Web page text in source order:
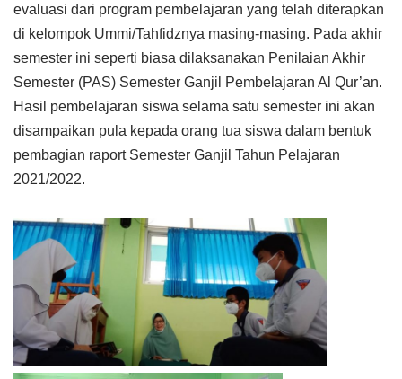
evaluasi dari program pembelajaran yang telah diterapkan
di kelompok Ummi/Tahfidznya masing-masing. Pada akhir
semester ini seperti biasa dilaksanakan Penilaian Akhir
Semester (PAS) Semester Ganjil Pembelajaran Al Qur’an.
Hasil pembelajaran siswa selama satu semester ini akan
disampaikan pula kepada orang tua siswa dalam bentuk
pembagian raport Semester Ganjil Tahun Pelajaran
2021/2022.